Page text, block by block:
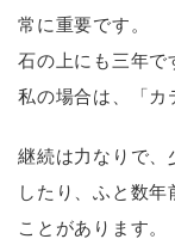
常に重要です。
石の上にも三年で
私の場合は、「カ
継続は力なりで、
したり、ふと数年
ことがあります。